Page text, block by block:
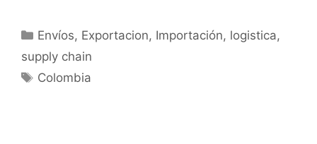
Envíos, Exportacion, Importación, logistica,
supply chain
Colombia